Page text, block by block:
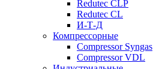
Redutec CLP
Redutec CL
И-Т-Д
Компрессорные
Compressor Syngas
Compressor VDL